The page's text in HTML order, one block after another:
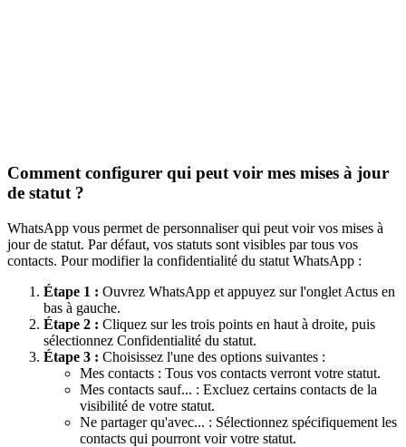
Comment configurer qui peut voir mes mises à jour
de statut ?
WhatsApp vous permet de personnaliser qui peut voir vos mises à
jour de statut. Par défaut, vos statuts sont visibles par tous vos
contacts. Pour modifier la confidentialité du statut WhatsApp :
Étape 1 : Ouvrez WhatsApp et appuyez sur l'onglet Actus en
bas à gauche.
Étape 2 : Cliquez sur les trois points en haut à droite, puis
sélectionnez Confidentialité du statut.
Étape 3 : Choisissez l'une des options suivantes :
Mes contacts : Tous vos contacts verront votre statut.
Mes contacts sauf... : Excluez certains contacts de la
visibilité de votre statut.
Ne partager qu'avec... : Sélectionnez spécifiquement les
contacts qui pourront voir votre statut.